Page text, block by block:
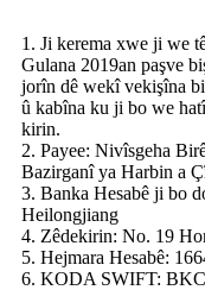
1. Ji kerema xwe ji we
Gulana 2019an paşve
jorîn dê wekî vekişîna
û kabîna ku ji bo we
kirin.
2. Payee: Nivîsgeha
Bazirganî ya Harbin a
3. Banka Hesabê ji bo
Heilongjiang
4. Zêdekirin: No. 19
5. Hejmara Hesabê:
6. KODA SWIFT: